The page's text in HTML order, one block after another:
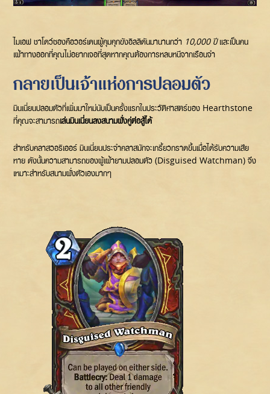
ไมเอฟ ชาโดว์ซองคือวอร์เดนผู้คุมคุกขังอิลลิดันมานานกว่า 10,000 ปีและเป็นคน
เฝ้าทางออกที่คุณไม่อยากเจอที่สุดหากคุณต้องการหลบหนีจากเรือนจำ
กลายเป็นเจ้าแห่งการปลอมตัว
มินเนี่ยนปลอมตัวที่เพิ่มมาใหม่นับเป็นครั้งแรกในประวัติศาสตร์ของ Hearthstone
ที่คุณจะสามารถเล่นมินเนี่ยนลงสนามฝั่งคู่ต่อสู้ได้
สำหรับคลาสวอริเออร์ มินเนี่ยนประจำคลาสมักจะเกรี้ยวกราดขึ้นเมื่อได้รับความเสีย
หาย ดังนั้นความสามารถของผู้เฝ้ายามปลอมตัว (Disguised Watchman) จึง
เหมาะสำหรับสนามฝั่งตัวเองมากๆ